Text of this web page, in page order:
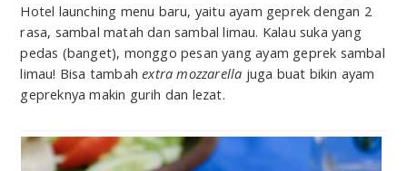
Hotel launching menu baru, yaitu ayam geprek dengan 2
rasa, sambal matah dan sambal limau. Kalau suka yang
pedas (banget), monggo pesan yang ayam geprek sambal
limau! Bisa tambahextra mozzarella juga buat bikin ayam
gepreknya makin gurih dan lezat.